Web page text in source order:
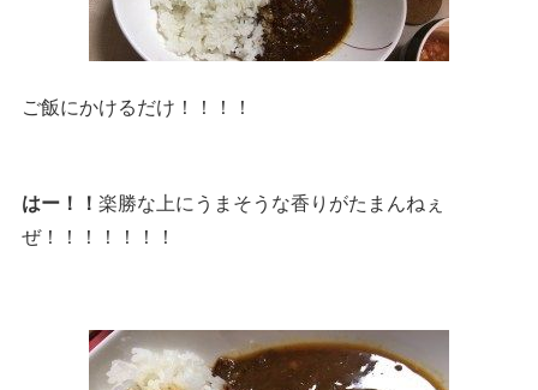
ご飯にかけるだけ！！！！
はー！！ 楽勝な上にうまそうな香りがたまんねぇ
ぜ！！！！！！！